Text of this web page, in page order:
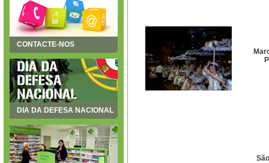
CONTACTE-NOS
DIA DA DEFESA NACIONAL